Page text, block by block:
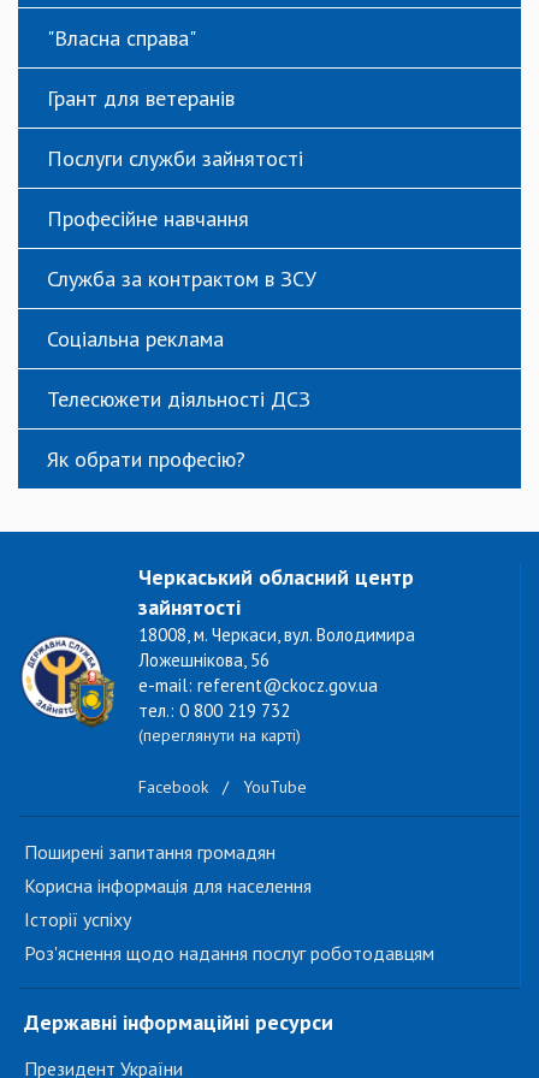
"Власна справа"
Грант для ветеранів
Послуги служби зайнятості
Професійне навчання
Служба за контрактом в ЗСУ
Соціальна реклама
Телесюжети діяльності ДСЗ
Як обрати професію?
Черкаський обласний центр
зайнятості
18008, м. Черкаси, вул. Володимира
Ложешнікова, 56
e-mail: referent@ckocz.gov.ua
тел.: 0 800 219 732
(переглянути на карті)
Facebook / YouTube
Поширені запитання громадян
Корисна інформація для населення
Історії успіху
Роз'яснення щодо надання послуг роботодавцям
Державні інформаційні ресурси
Президент України